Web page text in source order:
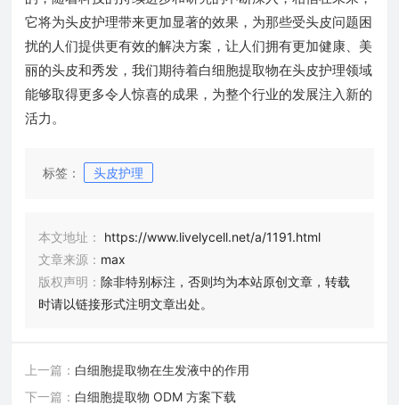
它将为头皮护理带来更加显著的效果，为那些受头皮问题困
扰的人们提供更有效的解决方案，让人们拥有更加健康、美
丽的头皮和秀发，我们期待着白细胞提取物在头皮护理领域
能够取得更多令人惊喜的成果，为整个行业的发展注入新的
活力。
标签： 头皮护理
本文地址：
https://www.livelycell.net/a/1191.html
文章来源： max
版权声明： 除非特别标注，否则均为本站原创文章，转载
时请以链接形式注明文章出处。
上一篇： 白细胞提取物在生发液中的作用
下一篇： 白细胞提取物 ODM 方案下载